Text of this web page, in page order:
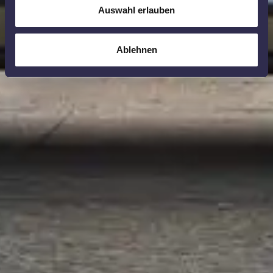
Auswahl erlauben
Ablehnen